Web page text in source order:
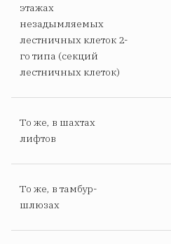
этажах
незадымляемых
лестничных клеток 2-
го типа (секций
лестничных клеток)
То же, в шахтах
лифтов
То же, в тамбур-
шлюзах